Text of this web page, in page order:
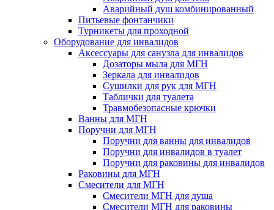
Аварийный душ комбинированный
Питьевые фонтанчики
Турникеты для проходной
Оборудование для инвалидов
Аксессуары для санузла для инвалидов
Дозаторы мыла для МГН
Зеркала для инвалидов
Сушилки для рук для МГН
Таблички для туалета
Травмобезопасные крючки
Ванны для МГН
Поручни для МГН
Поручни для ванны для инвалидов
Поручни для инвалидов в туалет
Поручни для раковины для инвалидов
Раковины для МГН
Смесители для МГН
Смесители МГН для душа
Смесители МГН для раковины